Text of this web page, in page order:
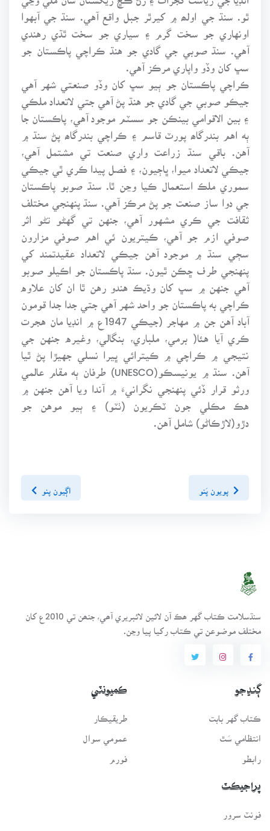
ٿو. سنڌ جي اولھ ۾ کيرٿر جبل واقع آهي. سنڌ جي آبهوا
اونهاري جو سخت گرم ۽ سياري جو سخت ٿڌي رهندي
آهي. سنڌ صوبي جي گادي جو هنڌ ڪراچي پاڪستان جو
سڀ کان وڏو واپاري مرڪز آهي.
ڪراچي پاڪستان جو ٻيو سڀ کان وڏو صنعتي شهر آهي
جيڪو صوبي جي گادي جو هنڌ پڻ آهي جتي لاتعداد ملڪي
۽ بين الاقوامي بينڪن جو سسٽم موجود آهي، پاڪستان جا
ٻه اهم بندرگاھ پورٽ قاسم ۽ ڪراچي بندرگاھ پڻ سنڌ ۾
آهن. باقي سنڌ زراعت واري صنعت تي مشتمل آهي،
جيڪي لاتعداد ميوا، ڀاڄيون، ۽ فصل پيدا ڪري ٿي جيڪي
سموري ملڪ استعمال ڪيا وڃن ٿا. سنڌ صوبو پاڪستان
جي دوا ساز صنعت جو پڻ مرڪز آهي. سنڌ پنهنجي مختلف
ثقافت جي ڪري مشهور آهي، جنهن تي گهڻو تڻو اثر
صوفي ازم جو آهي، ڪيتريون ئي اهم صوفي مزارون
سڄي سنڌ ۾ موجود آهن جيڪي لاتعداد عقيدتمند کي
پنهنجي طرف ڇڪن ٿيون. سنڌ پاڪستان جو اڪيلو صوبو
آهي جنهن ۾ سڀ کان وڌيڪ هندو رهن ٿا ان کان علاوه
ڪراچي به پاڪستان جو واحد شهر آهي جتي جدا جدا قومون
آباد آهن جن ۾ مهاجر (جيڪي 1947ع ۾ انڊيا مان هجرت
ڪري آيا هئا( برمي، ملباري، بنگالي، وغيره جنهن جي
نتيجي ۾ ڪراچي ۾ ڪيترائي ڀيرا نسلي جهيڙا پڻ ٿيا
آهن. سنڌ ۾ يونيسڪو(UNESCO) طرفان ٻه مقام عالمي
ورثو قرار ڏئي پنهنجي نگرانيءَ ۾ آندا ويا آهن جنهن ۾
هڪ مڪلي جون ٽڪريون (ٺٽو) ۽ ٻيو موهن جو
دڙو(لاڙڪاڻو) شامل آهن.
اڳيون پنو
سنڌسلامت ڪتاب گهر ھڪ آن لائين لائبريري آھي، جنھن تي 2010ع کان
مختلف موضوعن تي ڪتاب رکيا پيا وڃن.
ڳنڍجو
ڪتاب گهر بابت
انتظامي سَٿ
رابطو
ڪميونٽي
طريقيڪار
عمومي سوال
فورم
پراجيڪٽ
فونٽ سرور